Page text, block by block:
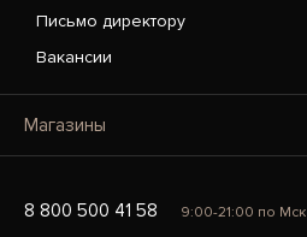
Письмо директору
Вакансии
Магазины
8 800 500 41 58 9:00-21:00 по Мск